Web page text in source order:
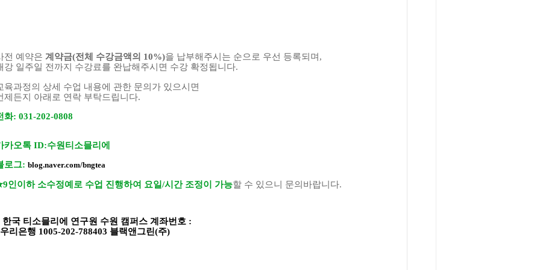
전 예약은 계약금(전체 수강금액의 10%)을 납부해주시는 순으로 우선 등록되며 ,
강 일주일 전까지 수강료를 완납해주시면 수강 확정됩니 다.
육과정의 상세 수업 내용에 관한 문의가 있으시면
제든지
아래로 연락 부탁드립니다.
화: 031-202-0808
카오톡 ID:수원티소믈리에
로그: blog.naver.com/bngtea
9인이하 소수정예로 수업 진행하여 요일/시간 조정이 가능할 수 있으니 문의바랍니다.
한국 티소믈리에 연구원 수원 캠퍼스 계좌번호 :
우리은행 1005-202-788403 블랙앤그린(주)